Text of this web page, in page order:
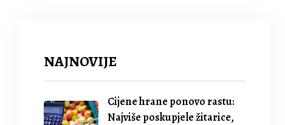
NAJNOVIJE
Cijene hrane ponovo rastu:
Najviše poskupjele žitarice,